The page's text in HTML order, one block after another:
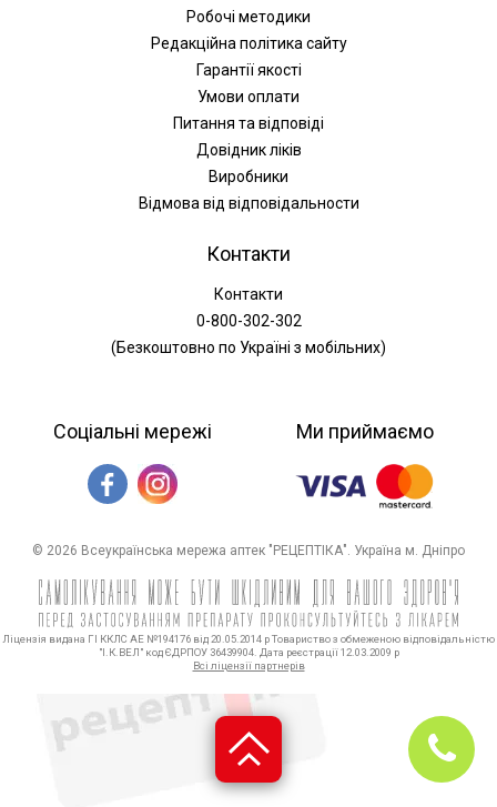
Робочі методики
Редакційна політика сайту
Гарантії якості
Умови оплати
Питання та відповіді
Довідник ліків
Виробники
Відмова від відповідальности
Контакти
Контакти
0-800-302-302
(Безкоштовно по Україні з мобільних)
Соціальні мережі Ми приймаємо
© 2026 Всеукраїнська мережа аптек "РЕЦЕПТІКА". Україна м. Дніпро
Ліцензія видана ГІ ККЛС АЕ №194176 від 20.05.2014 р Товариство з обмеженою відповідальністю
"І.К.ВЕЛ" код ЄДРПОУ 36439904. Дата реєстрації 12.03.2009 р
Всі ліцензії партнерів